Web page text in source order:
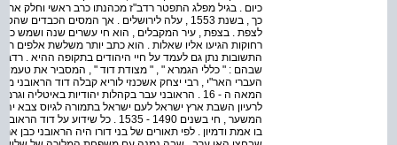
כיום . בגיל מפלג התפטר רדב"ז מכהנתו כרב ראשי וחלק את
כך , בשנת 1553 , עלה לירושלים . אך המסים
לצפת . בצפת , עיר המקבלים , הוא חי עשרים שנה ושמש כדיו
רחוקות הגיעו אליו שאלות . הוא כתב יותר משלשת אלפים
התשובות נתן גם לעמד על חיי היהודים בתקופה ההיא .
שבהם : " כללי הגמרא " , " מצודת דוד " , המסביר את טעמי
העברי האר"י , רבי יצחק אשכנזי לוריא קבלה דוד
המאה ה - 16 . הראובני עבר בקהלות יהודיות
לרעיון השבת ארץ ישראל לעם ישראל בתמורה לגיוס צבא
המשער , חי בשנים 1490 - 1535 .
בו אמת ודמיון . לפי תאורים של בני דורו היה הראובני כבן